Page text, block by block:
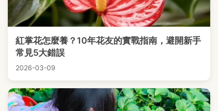
紅掌花怎麼養？10年花友的實戰指南，避開新手
常見5大錯誤
2026-03-09